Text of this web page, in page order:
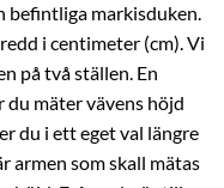
befintliga markisduken.
i centimeter (cm). Vi
på två ställen. En
du mäter vävens höjd
du i ett eget val längre
armen som skall mätas